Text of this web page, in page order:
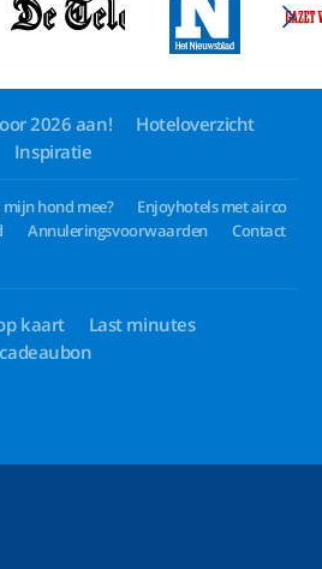
2026 aan!
Hoteloverzicht
Inspiratie
mijn hond mee?
Enjoyhotels met airco
Annuleringsvoorwaarden
Contact
kaart
Last minutes